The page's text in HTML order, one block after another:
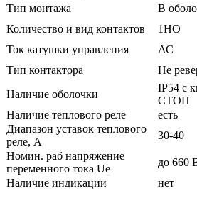
Тип монтажа
В
Количество и вид контактов
1НО
Ток катушки управления
АС
Тип контактора
Не
Наличие оболочки
IP54 с
СТОП
Наличие теплового реле
есть
Диапазон уставок теплового
реле, А
30-40
Номин. раб напряжение
переменного тока Ue
до 660
Наличие индикации
нет